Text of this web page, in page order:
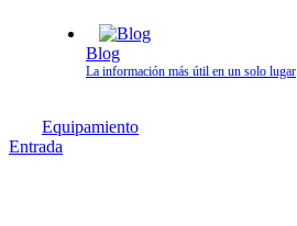
Blog
La información más útil en un solo lugar
Equipamiento
Entrada